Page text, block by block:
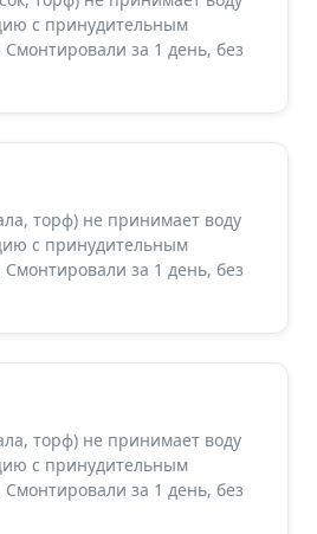
с принудительным
за 1 день, без
торф) не принимает воду
с принудительным
за 1 день, без
торф) не принимает воду
с принудительным
за 1 день, без